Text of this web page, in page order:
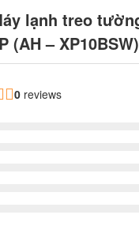
lạnh treo
(AH – XP10BSW)
0 reviews